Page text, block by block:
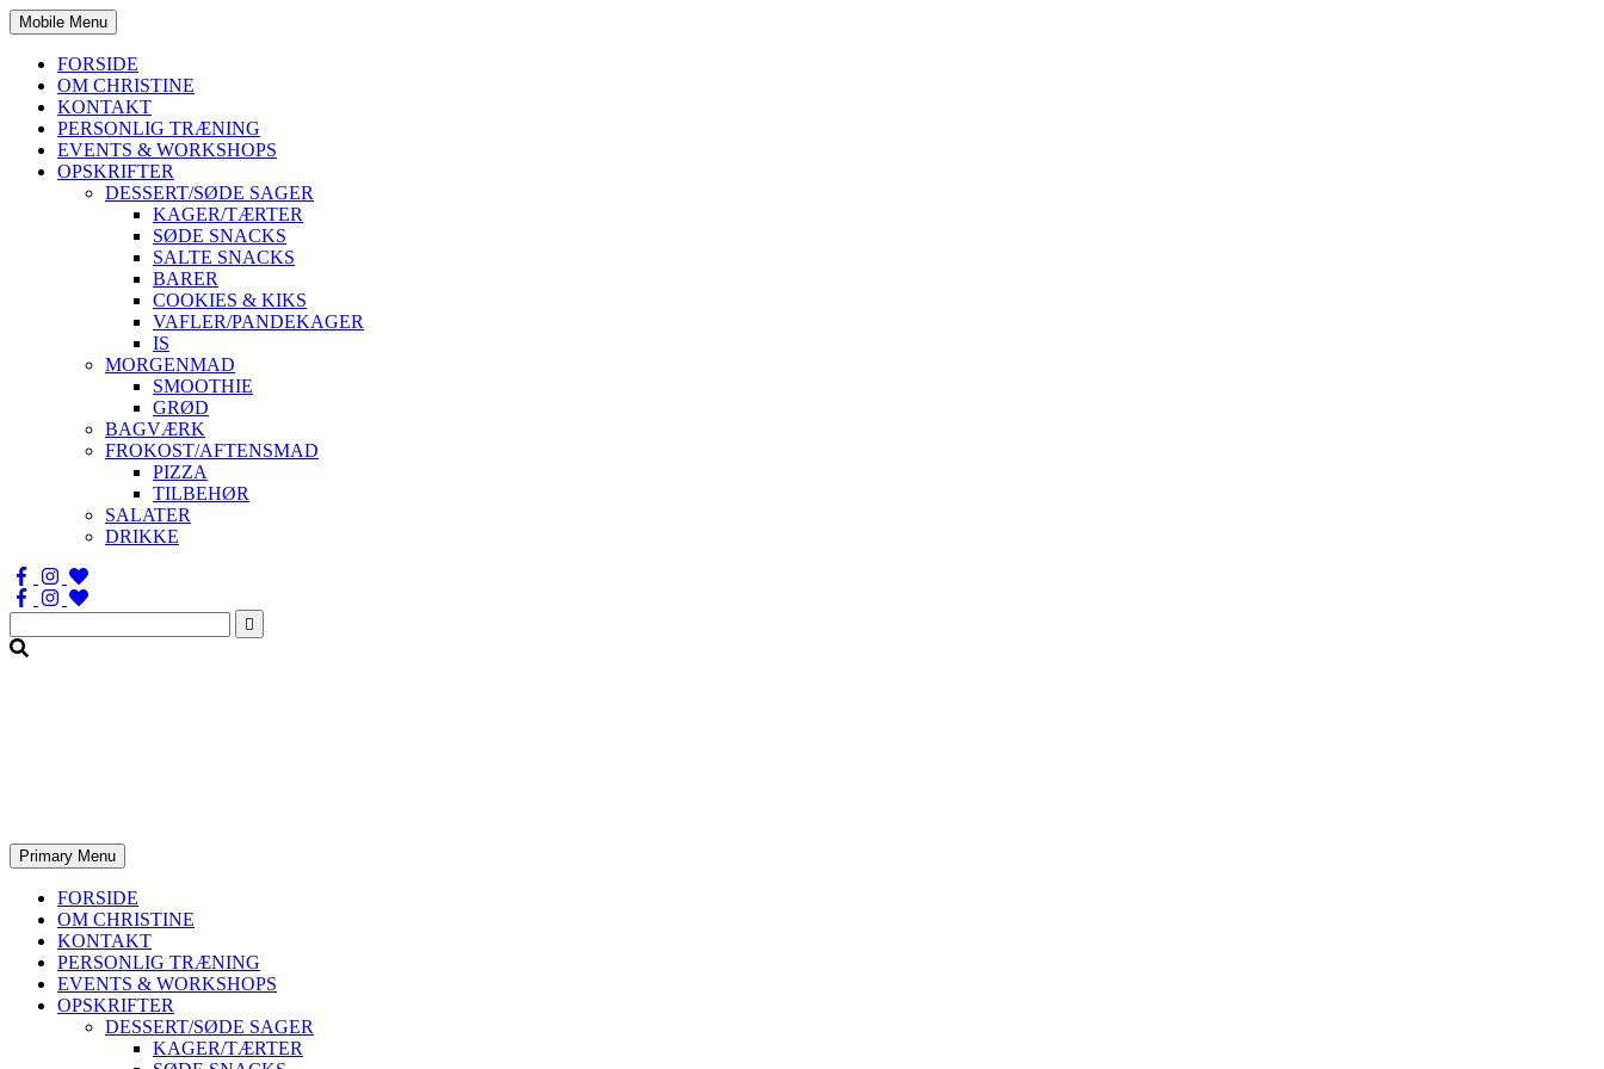
Mobile Menu
FORSIDE
OM CHRISTINE
KONTAKT
PERSONLIG TRÆNING
EVENTS & WORKSHOPS
OPSKRIFTER
DESSERT/SØDE SAGER
KAGER/TÆRTER
SØDE SNACKS
SALTE SNACKS
BARER
COOKIES & KIKS
VAFLER/PANDEKAGER
IS
MORGENMAD
SMOOTHIE
GRØD
BAGVÆRK
FROKOST/AFTENSMAD
PIZZA
TILBEHØR
SALATER
DRIKKE
Søg
efter:
Primary Menu
FORSIDE
OM CHRISTINE
KONTAKT
PERSONLIG TRÆNING
EVENTS & WORKSHOPS
OPSKRIFTER
DESSERT/SØDE SAGER
KAGER/TÆRTER